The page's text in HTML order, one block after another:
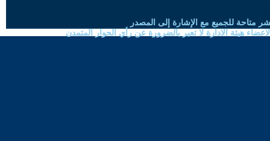
متاحة للجميع مع الإشارة إلى المصدر
هيئة الادارة لا تعبر بالضرورة عن رأي الحوار المتمدن